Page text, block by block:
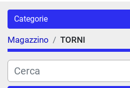
Categorie
Magazzino TORNI